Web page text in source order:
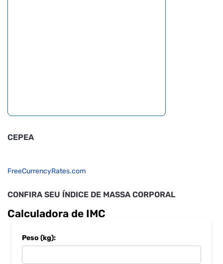
CEPEA
FreeCurrencyRates.com
CONFIRA SEU ÍNDICE DE MASSA CORPORAL
Calculadora de IMC
Peso (kg):